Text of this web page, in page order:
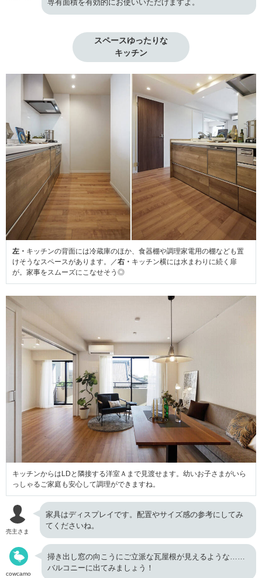
専有面積を有効的にお使いいただけますよ。
スペースゆったりな
キッチン
左・ キッチンの背面には冷蔵庫のほか、食器棚や調理家電用の棚なども置
けそうなスペースがあります。／右・ キッチン横には水まわりに続く扉
が。家事をスムーズにこなせそう◎
キッチンからはLDと隣接する洋室Ａまで見渡せます。幼いお子さまがいら
っしゃるご家庭も安心して調理ができますね。
売主さま
家具はディスプレイです。配置やサイズ感の参考にしてみ
てくださいね。
cowcamo
掃き出し窓の向こうにご立派な瓦屋根が見えるような……
バルコニーに出てみましょう！